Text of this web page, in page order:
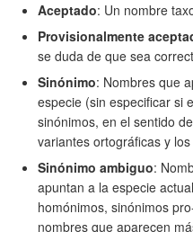
Aceptado: Un nombre
Provisionalmente
se duda de que sea
Sinónimo: Nombres que
especie (sin especificar si
sinónimos, en el sentido
variantes ortográficas y
Sinónimo ambiguo:
apuntan a la especie
homónimos, sinónimos
nombres que aparecen